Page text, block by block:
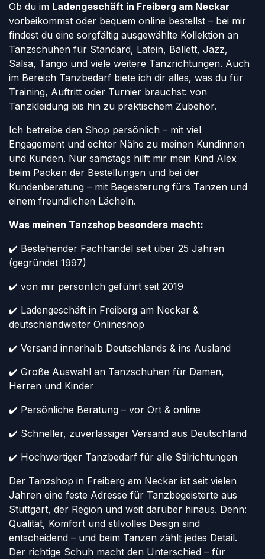
Ob du im Ladengeschäft in Freiberg am Neckar
vorbeikommst oder bequem online bestellst – bei mir
findest du eine sorgfältig ausgewählte Kollektion an
Tanzschuhen für Standard, Latein, Ballett, Jazz,
Salsa, Tango und viele weitere Tanzrichtungen. Auch
im Bereich Tanzbedarf biete ich dir alles, was du für
Training, Auftritt oder Turnier brauchst: von
Tanzkleidung bis hin zu praktischem Zubehör.
Ich betreibe den Shop persönlich – mit viel
Engagement und echter Nähe zu meinen Kundinnen
und Kunden. Nur samstags hilft mir mein Kind Alex
beim Packen der Bestellungen und bei der
Kundenberatung – mit Begeisterung fürs Tanzen und
einem freundlichen Lächeln.
Was meinen Tanzshop besonders macht:
✔️ Bestehender Fachhandel seit über 25 Jahren
(gegründet 1997)
✔️ von mir persönlich geführt seit 2019
✔️ Ladengeschäft in Freiberg am Neckar &
deutschlandweiter Onlineshop
✔️ Versand innerhalb Deutschlands & ins Ausland
✔️ Große Auswahl an Tanzschuhen für Damen,
Herren und Kinder
✔️ Persönliche Beratung – vor Ort & online
✔️ Schneller, zuverlässiger Versand aus Deutschland
✔️ Hochwertiger Tanzbedarf für alle Stilrichtungen
Der Tanzshop in Freiberg am Neckar ist seit vielen
Jahren eine feste Adresse für Tanzbegeisterte aus
Stuttgart, der Region und weit darüber hinaus. Denn:
Qualität, Komfort und stilvolles Design sind
entscheidend – und beim Tanzen zählt jedes Detail.
Der richtige Schuh macht den Unterschied – für